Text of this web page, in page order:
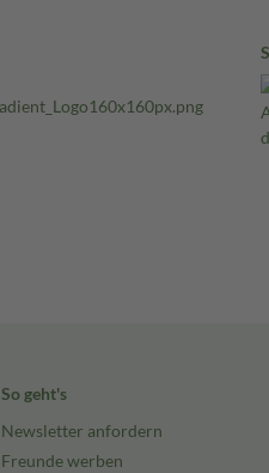
So geht's
Newsletter anfordern
Freunde werben